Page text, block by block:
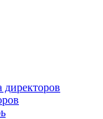
директоров